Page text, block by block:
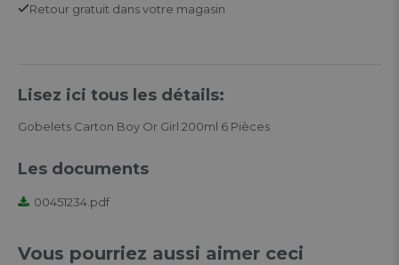
Retour gratuit dans votre magasin
Lisez ici tous les détails:
Gobelets Carton Boy Or Girl 200ml 6 Pièces
Les documents
00451234.pdf
Vous pourriez aussi aimer ceci